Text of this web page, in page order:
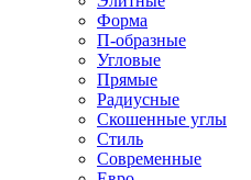
Форма
П-образные
Угловые
Прямые
Радиусные
Скошенные углы
Стиль
Современные